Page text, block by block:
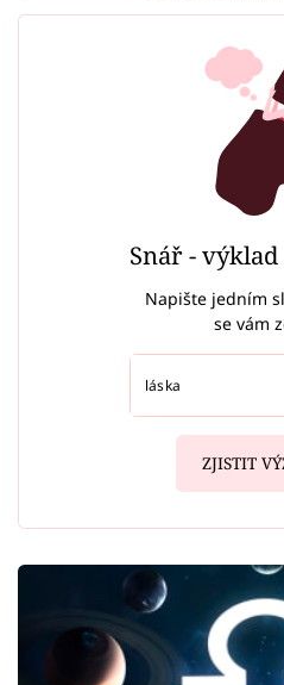
Snář -
Napište jedním
se vám
ZJISTIT